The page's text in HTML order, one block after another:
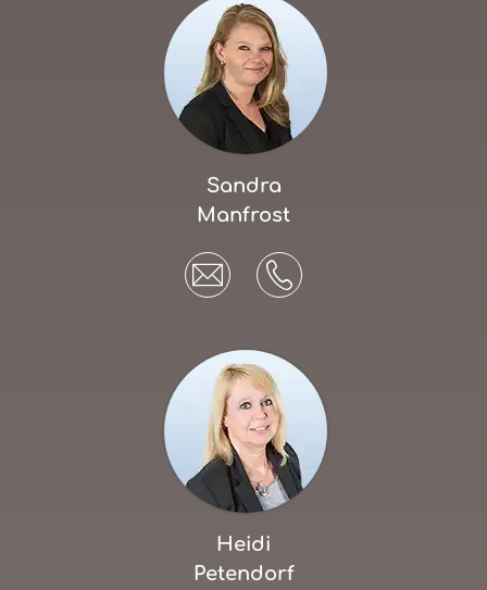
Sandra
Manfrost
Heidi
Petendorf